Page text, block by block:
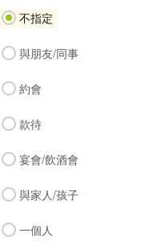
不指定
與朋友/同事
約會
款待
宴會/飲酒會
與家人/孩子
一個人